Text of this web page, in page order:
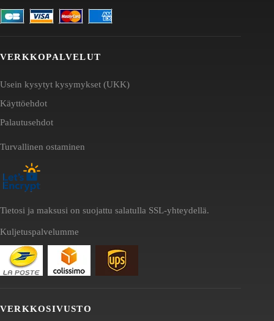
VERKKOPALVELUT
Usein kysytyt kysymykset (UKK)
Käyttöehdot
Palautusehdot
Turvallinen ostaminen
Tietosi ja maksusi on suojattu salatulla SSL-yhteydellä.
Kuljetuspalvelumme
VERKKOSIVUSTO